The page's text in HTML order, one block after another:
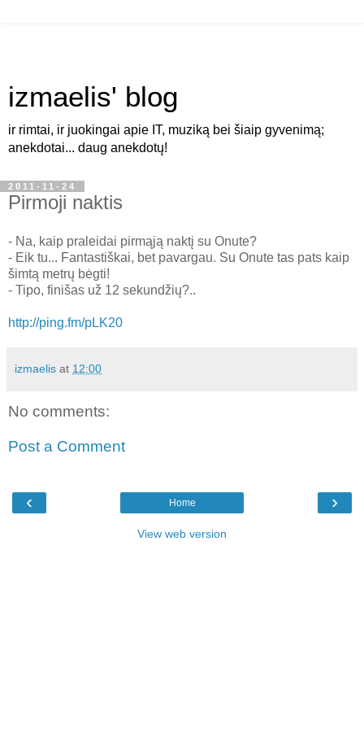
izmaelis' blog
ir rimtai, ir juokingai apie IT, muziką bei šiaip gyvenimą;
anekdotai... daug anekdotų!
2011-11-24
Pirmoji naktis
- Na, kaip praleidai pirmąją naktį su Onute?
- Eik tu... Fantastiškai, bet pavargau. Su Onute tas pats kaip
šimtą metrų bėgti!
- Tipo, finišas už 12 sekundžių?..
http://ping.fm/pLK20
izmaelis at 12:00
No comments:
Post a Comment
‹ ›
Home
View web version